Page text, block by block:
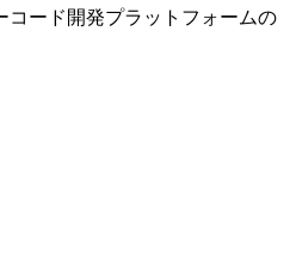
コード開発プラットフォームの